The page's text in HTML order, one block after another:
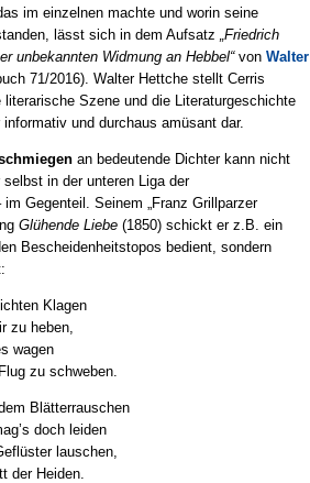
im einzelnen machte und worin seine
lässt sich in dem Aufsatz „Friedrich
unbekannten Widmung an Hebbel“von Walter
71/2016). Walter Hettche stellt Cerris
Szene und die Literaturgeschichte
und durchaus amüsant dar.
an bedeutende Dichter kann nicht
in der unteren Liga der
Gegenteil. Seinem „Franz Grillparzer
Glühende Liebe (1850) schickt er z.B. ein
Bescheidenheitstopos bedient, sondern
Klagen
zu heben,
wagen
zu schweben.
Blätterrauschen
doch leiden
lauschen,
der Heiden.